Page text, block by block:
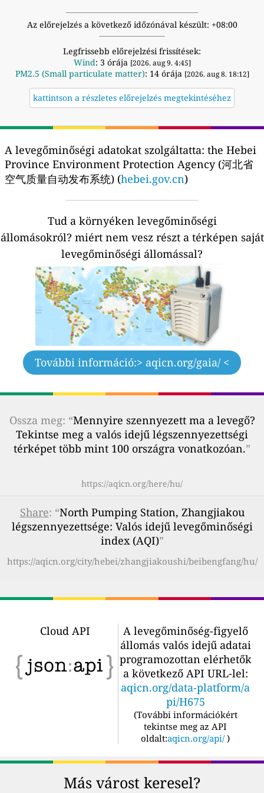
Az előrejelzés a következő időzónával készült: +08:00
Legfrissebb előrejelzési frissítések:
Wind: 3 órája [2026. aug 9. 4:45]
PM2.5 (Small particulate matter): 14 órája [2026. aug 8. 18:12]
kattintson a részletes előrejelzés megtekintéséhez
A levegőminőségi adatokat szolgáltatta: the Hebei
Province Environment Protection Agency (河北省
空气质量自动发布系统) (hebei.gov.cn)
Tud a környéken levegőminőségi
állomásokról? miért nem vesz részt a térképen saját
levegőminőségi állomással?
További információ:> aqicn.org/gaia/ <
Ossza meg: “Mennyire szennyezett ma a levegő?
Tekintse meg a valós idejű légszennyezettségi
térképet több mint 100 országra vonatkozóan.”
https://aqicn.org/here/hu/
Share: “North Pumping Station, Zhangjiakou
légszennyezettsége: Valós idejű levegőminőségi
index (AQI)”
https://aqicn.org/city/hebei/zhangjiakoushi/beibengfang/hu/
Cloud API
A levegőminőség-figyelő
állomás valós idejű adatai
programozottan elérhetők
a következő API URL-lel:
aqicn.org/data-platform/a
pi/H675
(További információkért
tekintse meg az API
oldalt:aqicn.org/api/ )
Más várost keresel?